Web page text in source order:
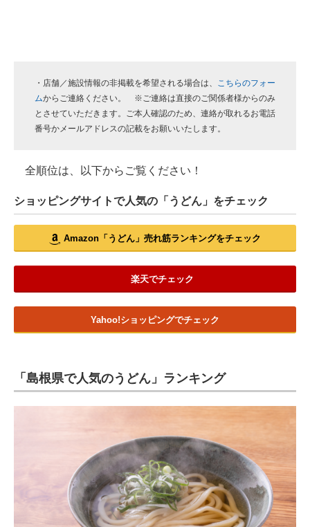
・店舗／施設情報の非掲載を希望される場合は、 こちらのフォー
ムからご連絡ください。 ※ご連絡は直接のご関係者様からのみ
とさせていただきます。ご本人確認のため、連絡が取れるお電話
番号かメールアドレスの記載をお願いいたします。
全順位は、以下からご覧ください！
ショッピングサイトで人気の「うどん」をチェック
Amazon「うどん」売れ筋ランキングをチェック
楽天でチェック
Yahoo!ショッピングでチェック
「島根県で人気のうどん」ランキング